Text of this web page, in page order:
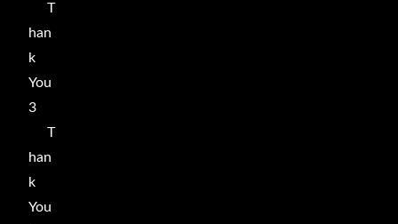
T
han
k
You
3
T
han
k
You